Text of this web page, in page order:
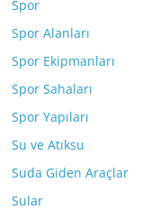
Spor
Spor Alanları
Spor Ekipmanları
Spor Sahaları
Spor Yapıları
Su ve Atıksu
Suda Giden Araçlar
Sular